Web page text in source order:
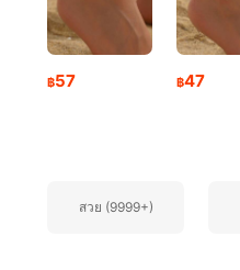
฿57 ฿47
สวย (9999+)